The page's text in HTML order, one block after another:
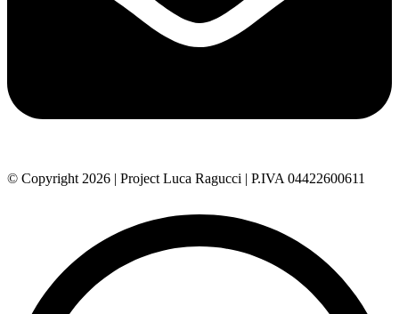
© Copyright 2026 | Project Luca Ragucci | P.IVA 04422600611